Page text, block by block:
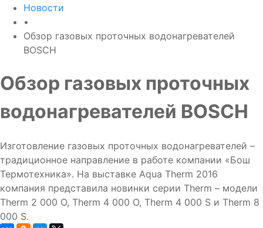
Новости
•
Обзор газовых проточных водонагревателей
BOSCH
Обзор газовых проточных
водонагревателей BOSCH
Изготовление газовых проточных водонагревателей –
традиционное направление в работе компании «Бош
Термотехника». На выставке Aqua Therm 2016
компания представила новинки серии Therm – модели
Therm 2 000 O, Therm 4 000 O, Therm 4 000 S и Therm 8
000 S.